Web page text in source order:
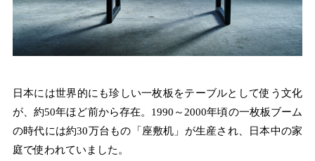
日本には世界的にも珍しい一枚板をテーブルとして使う文化
が、約50年ほど前から存在。1990～2000年頃の一枚板ブーム
の時代には約30万台もの「座敷机」が生産され、日本中の家
庭で使われていました。